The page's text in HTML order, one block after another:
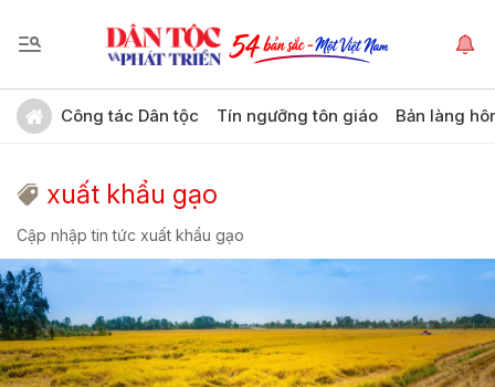
Công tác Dân tộc Tín ngưỡng tôn giáo Bản làng
xuất khẩu gạo
Cập nhập tin tức xuất khẩu gạo